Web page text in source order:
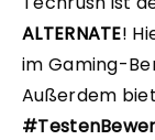
ALTERNATE!
im Gaming-
Außerdem